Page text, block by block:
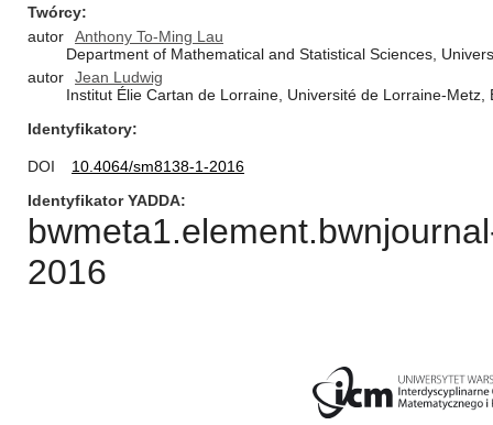
Twórcy
autor
Anthony To-Ming Lau
Department of Mathematical and Statistical Sciences,
autor
Jean Ludwig
Institut Élie Cartan de Lorraine, Université de Lorraine-
Identyfikatory
DOI
10.4064/sm8138-1-2016
Identyfikator YADDA
2016